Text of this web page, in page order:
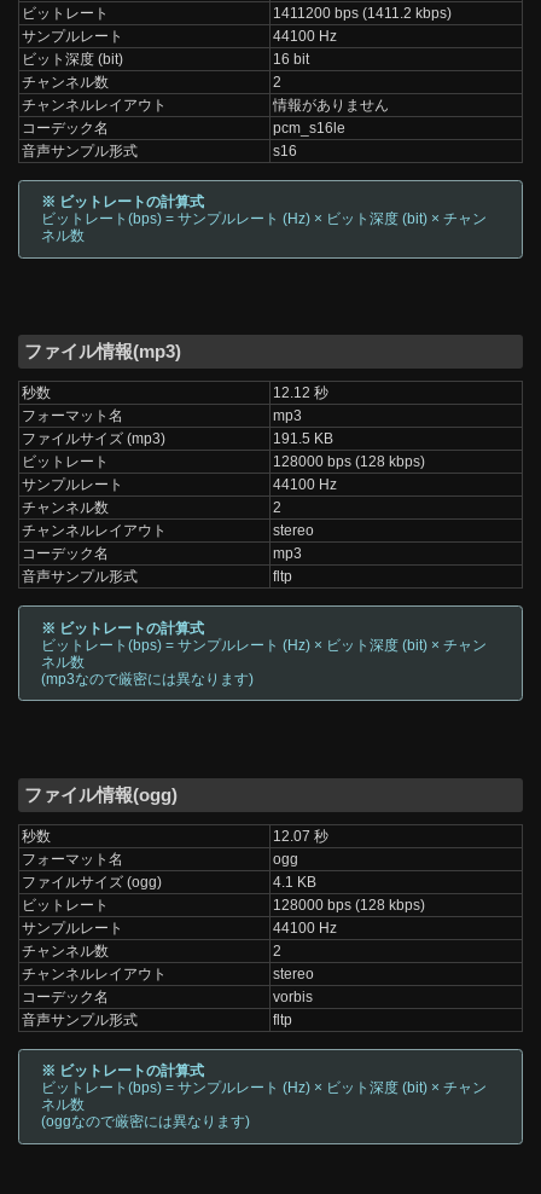
ビットレート
1411200 bps (1411.2 kbps)
サンプルレート
44100 Hz
ビット深度 (bit)
16 bit
チャンネル数
2
チャンネルレイアウト
情報がありません
コーデック名
pcm_s16le
音声サンプル形式
s16
※ ビットレートの計算式
ビットレート(bps) = サンプルレート (Hz) × ビット深度 (bit) × チャン
ネル数
ファイル情報(mp3)
秒数
12.12 秒
フォーマット名
mp3
ファイルサイズ (mp3)
191.5 KB
ビットレート
128000 bps (128 kbps)
サンプルレート
44100 Hz
チャンネル数
2
チャンネルレイアウト
stereo
コーデック名
mp3
音声サンプル形式
fltp
※ ビットレートの計算式
ビットレート(bps) = サンプルレート (Hz) × ビット深度 (bit) × チャン
ネル数
(mp3なので厳密には異なります)
ファイル情報(ogg)
秒数
12.07 秒
フォーマット名
ogg
ファイルサイズ (ogg)
4.1 KB
ビットレート
128000 bps (128 kbps)
サンプルレート
44100 Hz
チャンネル数
2
チャンネルレイアウト
stereo
コーデック名
vorbis
音声サンプル形式
fltp
※ ビットレートの計算式
ビットレート(bps) = サンプルレート (Hz) × ビット深度 (bit) × チャン
ネル数
(oggなので厳密には異なります)